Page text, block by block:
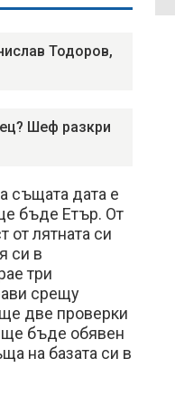
Тодоров,
Шеф разкри
същата дата е
бъде Етър. От
от лятната си
си в
три
срещу
две проверки
ще бъде обявен
на базата си в